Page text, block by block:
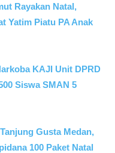
Rayakan Natal,
Yatim Piatu PA Anak
KAJI Unit DPRD
Siswa SMAN 5
Gusta Medan,
100 Paket Natal